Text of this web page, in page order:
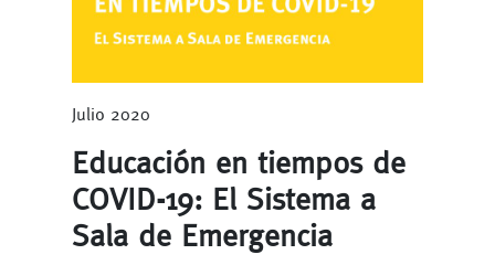
Julio 2020
Educación en tiempos de
COVID-19: El Sistema a
Sala de Emergencia